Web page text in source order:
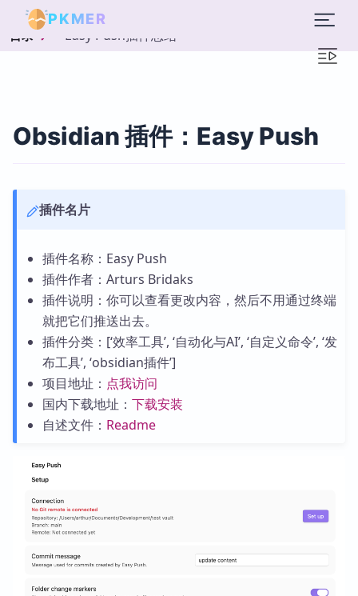
PKMER
目录 Easy Push插件总结
Obsidian 插件：Easy Push
插件名片
插件名称：Easy Push
插件作者：Arturs Bridaks
插件说明：你可以查看更改内容，然后不用通过终端
就把它们推送出去。
插件分类：[‘效率工具’, ‘自动化与AI’, ‘自定义命令’, ‘发
布工具’, ‘obsidian插件’]
项目地址： 点我访问
国内下载地址： 下载安装
自述文件： Readme